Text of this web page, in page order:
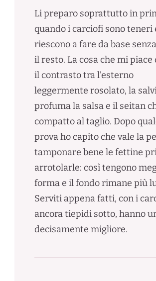
Li preparo soprattutto in
quando i carciofi sono teneri
riescono a fare da base
il resto. La cosa che mi piace
il contrasto tra l’esterno
leggermente rosolato, la
profuma la salsa e il seitan
compatto al taglio. Dopo
prova ho capito che vale la
tamponare bene le fettine
arrotolarle: così tengono
forma e il fondo rimane più
Serviti appena fatti, con i
ancora tiepidi sotto, hanno
decisamente migliore.